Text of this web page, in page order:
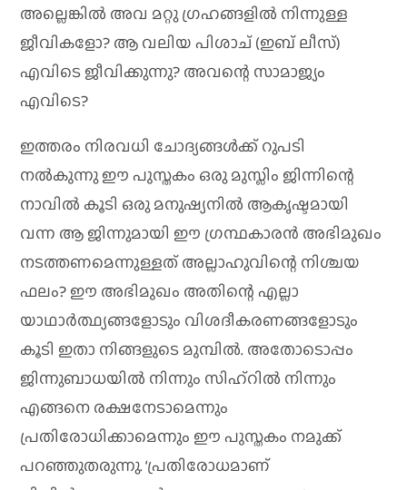
അല്ലെങ്കിൽ അവ മറ്റു ഗ്രഹങ്ങളിൽ നിന്നുള്ള
ജീവികളോ? ആ വലിയ പിശാച് (ഇബ് ലീസ്)
എവിടെ ജീവിക്കുന്നു? അവന്റെ സാമാജ്യം
എവിടെ?
ഇത്തരം നിരവധി ചോദ്യങ്ങൾക്ക് റുപടി
നൽകുന്നു ഈ പുസ്തകം ഒരു മുസ്ലിം ജിന്നിന്റെ
നാവിൽ കൂടി ഒരു മനുഷ്യനിൽ ആകൃഷ്ടമായി
വന്ന ആ ജിന്നുമായി ഈ ഗ്രന്ഥകാരൻ അഭിമുഖം
നടത്തണമെന്നുള്ളത് അല്ലാഹുവിന്റെ നിശ്ചയ
ഫലം? ഈ അഭിമുഖം അതിന്റെ എല്ലാ
യാഥാർത്ഥ്യങ്ങളോടും വിശദീകരണങ്ങളോടും
കൂടി ഇതാ നിങ്ങളുടെ മുമ്പിൽ. അതോടൊപ്പം
ജിന്നുബാധയിൽ നിന്നും സിഹ്റിൽ നിന്നും
എങ്ങനെ രക്ഷനേടാമെന്നും
പ്രതിരോധിക്കാമെന്നും ഈ പുസ്തകം നമുക്ക്
പറഞ്ഞുതരുന്നു. ‘പ്രതിരോധമാണ്